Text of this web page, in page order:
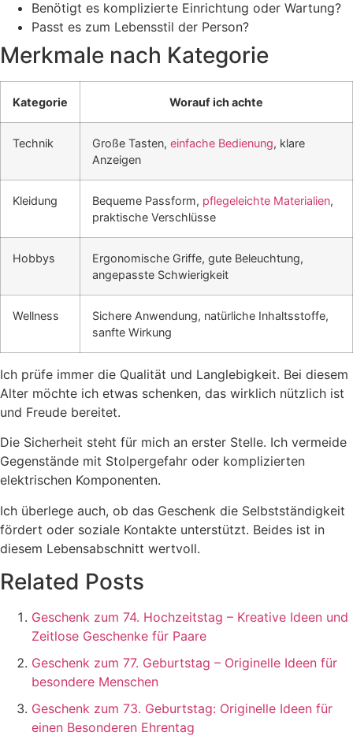
Benötigt es komplizierte Einrichtung oder Wartung?
Passt es zum Lebensstil der Person?
Merkmale nach Kategorie
Kategorie Worauf ich achte
Technik Große Tasten, einfache Bedienung, klare
Anzeigen
Kleidung Bequeme Passform, pflegeleichte Materialien,
praktische Verschlüsse
Hobbys
Ergonomische Griffe, gute Beleuchtung,
angepasste Schwierigkeit
Wellness
Sichere Anwendung, natürliche Inhaltsstoffe,
sanfte Wirkung
Ich prüfe immer die Qualität und Langlebigkeit. Bei diesem
Alter möchte ich etwas schenken, das wirklich nützlich ist
und Freude bereitet.
Die Sicherheit steht für mich an erster Stelle. Ich vermeide
Gegenstände mit Stolpergefahr oder komplizierten
elektrischen Komponenten.
Ich überlege auch, ob das Geschenk die Selbstständigkeit
fördert oder soziale Kontakte unterstützt. Beides ist in
diesem Lebensabschnitt wertvoll.
Related Posts
Geschenk zum 74. Hochzeitstag – Kreative Ideen und
Zeitlose Geschenke für Paare
Geschenk zum 77. Geburtstag – Originelle Ideen für
besondere Menschen
Geschenk zum 73. Geburtstag: Originelle Ideen für
einen Besonderen Ehrentag